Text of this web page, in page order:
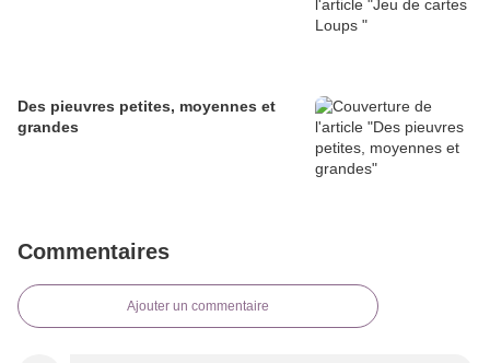
Des pieuvres petites, moyennes et
grandes
Commentaires
Ajouter un commentaire